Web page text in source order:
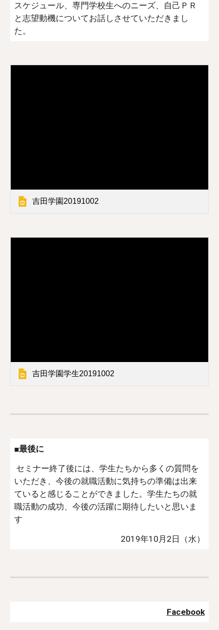
スケジュール、専門学校生へのニーズ、自己ＰＲ
と志望動機についてお話しさせていただきまし
た。
吉田学園20191002
吉田学園学生20191002
■最後に
いただき、今後の就職活動に気持ちの準備は出来
ていると感じることができました。学生たちの就
職活動の成功、今後の活躍に期待したいと思いま
す
2019年10月2日（水）
Facebook